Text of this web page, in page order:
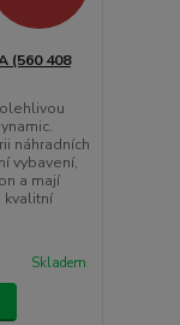
(560 408
náhradních
vybavení,
a mají
kvalitní
Skladem